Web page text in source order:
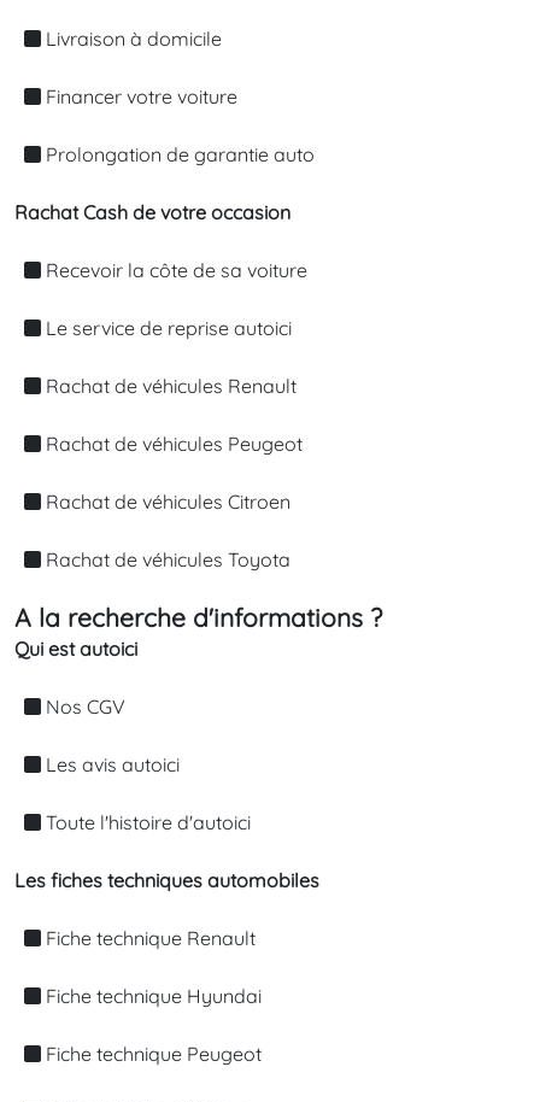
Livraison à domicile
Financer votre voiture
Prolongation de garantie auto
Rachat Cash de votre occasion
Recevoir la côte de sa voiture
Le service de reprise autoici
Rachat de véhicules Renault
Rachat de véhicules Peugeot
Rachat de véhicules Citroen
Rachat de véhicules Toyota
A la recherche d'informations ?
Qui est autoici
Nos CGV
Les avis autoici
Toute l'histoire d'autoici
Les fiches techniques automobiles
Fiche technique Renault
Fiche technique Hyundai
Fiche technique Peugeot